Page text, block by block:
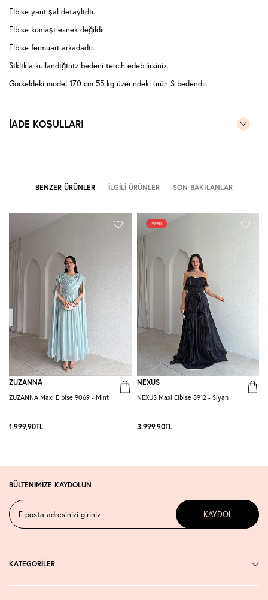
Elbise yanı şal detaylıdır.
Elbise kumaşı esnek değildir.
Elbise fermuarı arkadadır.
Sıklıkla kullandığınız bedeni tercih edebilirsiniz.
Görseldeki model 170 cm 55 kg üzerindeki ürün S bedendir.
İADE KOŞULLARI
BENZER ÜRÜNLER İLGILI ÜRÜNLER SON BAKILANLAR
ZUZANNA
ZUZANNA Maxi Elbise 9069 - Mint
1.999,90TL
YENI
NEXUS
NEXUS Maxi Elbise 8912 - Siyah
3.999,90TL
BÜLTENİMİZE KAYDOLUN
KAYDOL
KATEGORİLER